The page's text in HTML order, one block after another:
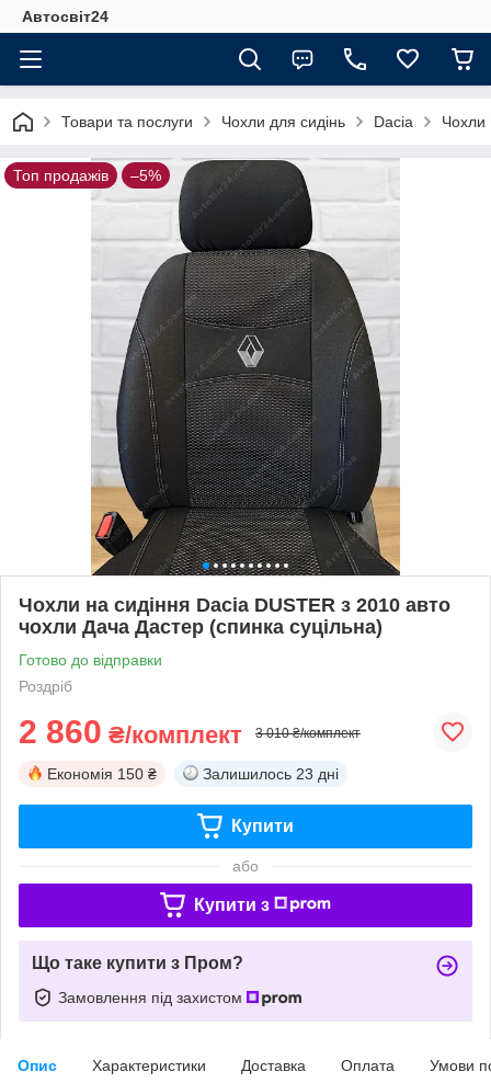
Автосвіт24
Товари та послуги Чохли для сидінь Dacia Чохли
Топ продажів –5%
Чохли на сидіння Dacia DUSTER з 2010 авто
чохли Дача Дастер (спинка суцільна)
Готово до відправки
Роздріб
2 860 ₴/комплект 3 010 ₴/комплект
Економія 150 ₴ Залишилось 23 дні
Купити
або
Купити з
Що таке купити з Пром?
Замовлення під захистом
Опис Характеристики Доставка Оплата Умови